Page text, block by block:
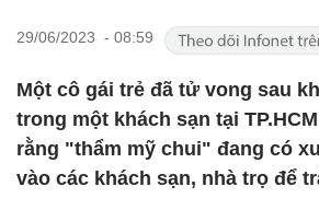
29/06/2023 - 08:59
Một cô gái trẻ đã tử vong sau
trong một khách sạn tại
rằng "thẩm mỹ chui" đang có
vào các khách sạn, nhà trọ để